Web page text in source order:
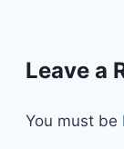
Leave a
You must be